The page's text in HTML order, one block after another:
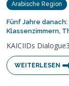
Arabische Region
Fünf Jahre
Klassenzimmern,
KAICIIDs
WEITERLESEN